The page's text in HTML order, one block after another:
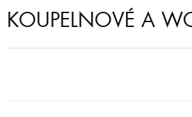
KOUPELNOVÉ A